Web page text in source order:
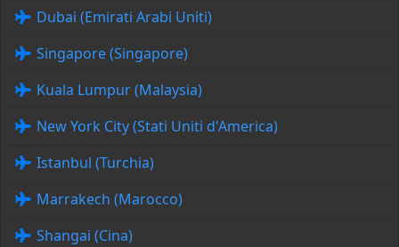
Dubai (Emirati Arabi Uniti)
Singapore (Singapore)
Kuala Lumpur (Malaysia)
New York City (Stati Uniti d'America)
Istanbul (Turchia)
Marrakech (Marocco)
Shangai (Cina)